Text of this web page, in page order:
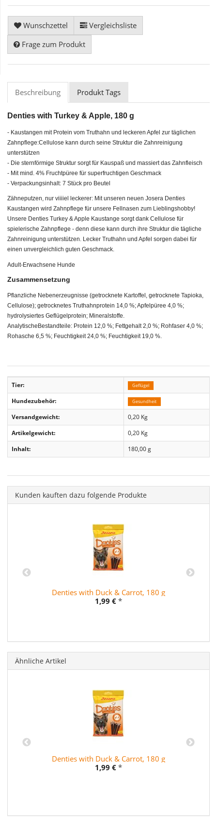
Wunschzettel
Vergleichsliste
Frage zum Produkt
Beschreibung Produkt Tags
Denties with Turkey & Apple, 180 g
- Kaustangen mit Protein vom Truthahn und leckeren Apfel zur täglichen
Zahnpflege:Cellulose kann durch seine Struktur die Zahnreinigung
unterstützen
- Die sternförmige Struktur sorgt für Kauspaß und massiert das Zahnfleisch
- Mit mind. 4% Fruchtpüree für superfruchtigen Geschmack
- Verpackungsinhalt: 7 Stück pro Beutel
Zähneputzen, nur viiiiel leckerer: Mit unseren neuen Josera Denties
Kaustangen wird Zahnpflege für unsere Fellnasen zum Lieblingshobby!
Unsere Denties Turkey & Apple Kaustange sorgt dank Cellulose für
spielerische Zahnpflege - denn diese kann durch ihre Struktur die tägliche
Zahnreinigung unterstützen. Lecker Truthahn und Apfel sorgen dabei für
einen unvergleichlich guten Geschmack.
Adult-Erwachsene Hunde
Zusammensetzung
Pflanzliche Nebenerzeugnisse (getrocknete Kartoffel, getrocknete Tapioka,
Cellulose); getrocknetes Truthahnprotein 14,0 %; Apfelpüree 4,0 %;
hydrolysiertes Geflügelprotein; Mineralstoffe.
AnalytischeBestandteile: Protein 12,0 %; Fettgehalt 2,0 %; Rohfaser 4,0 %;
Rohasche 6,5 %; Feuchtigkeit 24,0 %; Feuchtigkeit 19,0 %.
Tier: Geflügel
Hundezubehör: Gesundheit
Versandgewicht:
0,20 Kg
Artikelgewicht:
0,20 Kg
Inhalt:
180,00 g
Kunden kauften dazu folgende Produkte
Denties with Duck & Carrot, 180 g
1,99 € *
Ähnliche Artikel
Denties with Duck & Carrot, 180 g
1,99 € *